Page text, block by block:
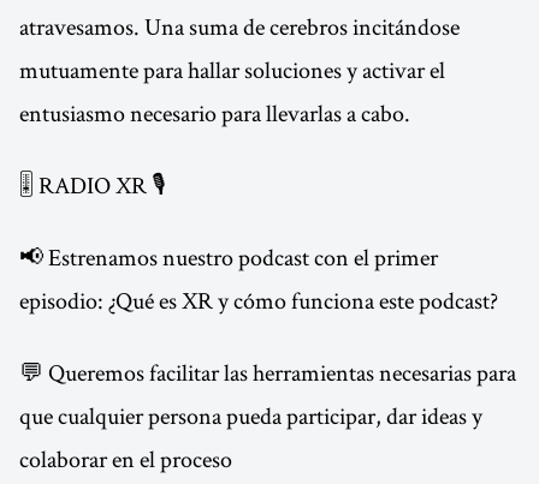
atravesamos. Una suma de cerebros incitándose
mutuamente para hallar soluciones y activar el
entusiasmo necesario para llevarlas a cabo.
🎚 RADIO XR 🎙
📢 Estrenamos nuestro podcast con el primer
episodio: ¿Qué es XR y cómo funciona este podcast?
💬 Queremos facilitar las herramientas necesarias para
que cualquier persona pueda participar, dar ideas y
colaborar en el proceso